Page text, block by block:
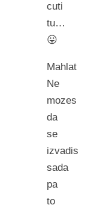
cuti
tu…
😛
Mahlat
Ne
mozes
da
se
izvadis
sada
pa
to